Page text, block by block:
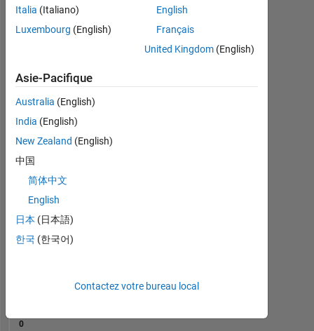
CONTRIBUTIONS L
0
1
RANG
74
613
0
Italia (Italiano)
Luxembourg (English)
English
Français
United Kingdom(English)
Asie-Pacifique
Australia (English)
India (English)
New Zealand (English)
中国
简体中文
English
日本 (日本語)
한국 (한국어)
Contactez votre bureau local